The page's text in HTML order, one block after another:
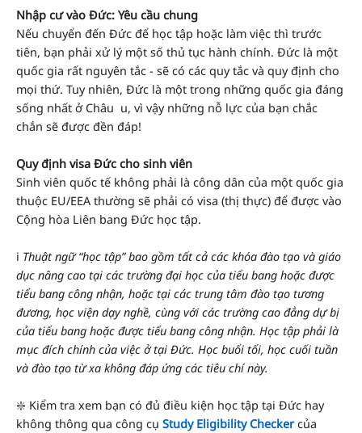
Nhập cư vào Đức: Yêu cầu chung
Nếu chuyển đến Đức để học tập hoặc làm việc thì trước
tiên, bạn phải xử lý một số thủ tục hành chính. Đức là một
quốc gia rất nguyên tắc - sẽ có các quy tắc và quy định cho
mọi thứ. Tuy nhiên, Đức là một trong những quốc gia đáng
sống nhất ở Châu u, vì vậy những nỗ lực của bạn chắc
chắn sẽ được đền đáp!
Quy định visa Đức cho sinh viên
Sinh viên quốc tế không phải là công dân của một quốc gia
thuộc EU/EEA thường sẽ phải có visa (thị thực) để được vào
Cộng hòa Liên bang Đức học tập.
ℹ️ Thuật ngữ “học tập” bao gồm tất cả các khóa đào tạo và giáo
dục nâng cao tại các trường đại học của tiểu bang hoặc được
tiểu bang công nhận, hoặc tại các trung tâm đào tạo tương
đương, học viện dạy nghề, cùng với các trường cao đẳng dự bị
của tiểu bang hoặc được tiểu bang công nhận. Học tập phải là
mục đích chính của việc ở tại Đức. Học buổi tối, học cuối tuần
và đào tạo từ xa không đáp ứng các tiêu chí này.
❇️ Kiểm tra xem bạn có đủ điều kiện học tập tại Đức hay
không thông qua công cụ Study Eligibility Checkercủa